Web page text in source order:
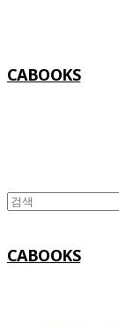
CABOOKS
CABOOKS